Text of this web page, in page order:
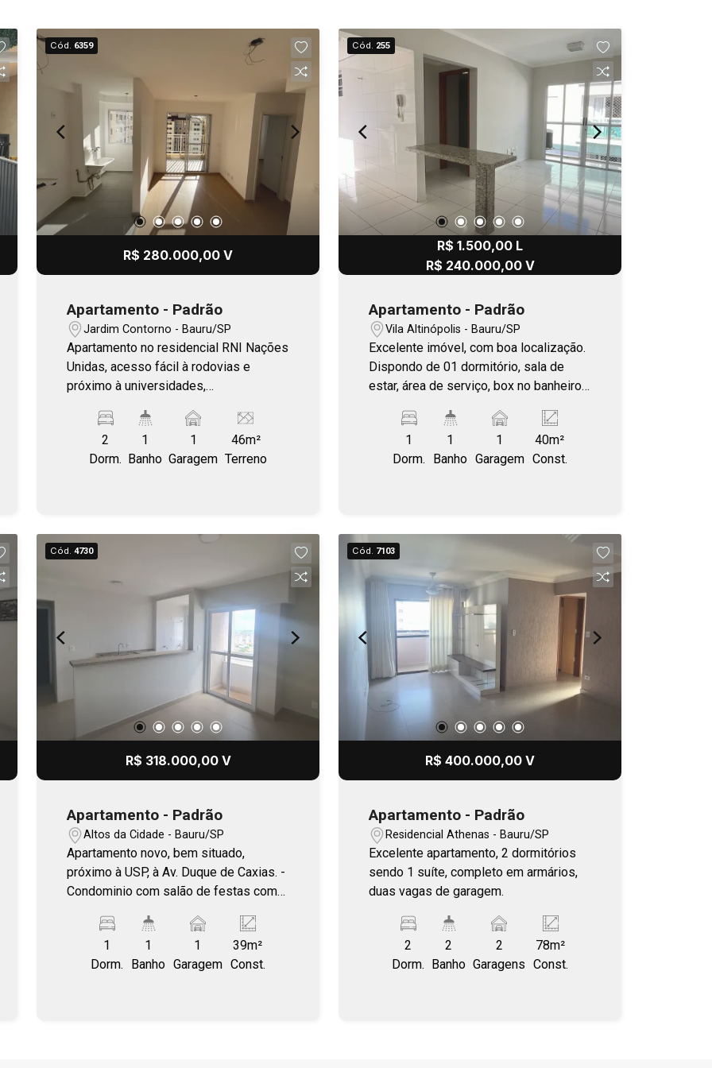
Cód. 6359
R$ 280.000,00 V
Apartamento - Padrão
Jardim Contorno - Bauru/SP
Apartamento no residencial RNI Nações
Unidas, acesso fácil à rodovias e
próximo à universidades,
minutos do shopping, loja Havan,
McDonald`s, e vários restaurantes e
pontos comerciais. Apartamento novo,
completo.
2
Dorm.
1
Banho
1
Garagem
46m²
Terreno
Cód. 255
R$ 1.500,00 L
R$ 240.000,00 V
Apartamento - Padrão
Vila Altinópolis - Bauru/SP
Excelente imóvel, com boa localização.
Dispondo de 01 dormitório, sala de
estar, área de serviço, box no banheiro,
garagem.
1
Dorm.
1
Banho
1
Garagem
40m²
Const.
Cód. 4730
R$ 318.000,00 V
Apartamento - Padrão
Altos da Cidade - Bauru/SP
Apartamento novo, bem situado,
próximo à USP, à Av. Duque de Caxias. -
Condominio com salão de festas com
Agende a sua visita.
1
Dorm.
1
Banho
1
Garagem
39m²
Const.
Cód. 7103
R$ 400.000,00 V
Apartamento - Padrão
Residencial Athenas - Bauru/SP
Excelente apartamento, 2 dormitórios
sendo 1 suíte, completo em armários,
duas vagas de garagem.
2
Dorm.
2
Banho
2
Garagens
78m²
Const.